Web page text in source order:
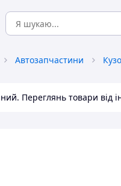
Автозапчастини
Переглянь товари від